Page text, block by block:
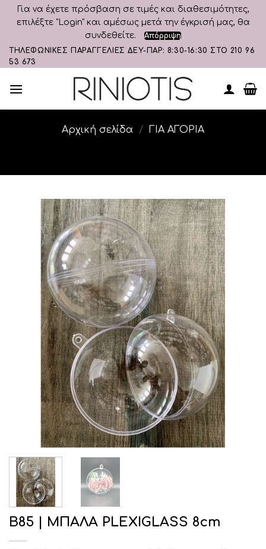
Για να έχετε πρόσβαση σε τιμές και διαθεσιμότητες,
επιλέξτε "Login" και αμέσως μετά την έγκρισή μας, θα
συνδεθείτε.
Απόρριψη
Skip
to
ΤΗΛΕΦΩΝΙΚΕΣ ΠΑΡΑΓΓΕΛΙΕΣ ΔΕΥ-ΠΑΡ: 8:30-16:30 ΣΤΟ 210 96
53 673
Αρχική σελίδα / ΓΙΑ ΑΓΟΡΙΑ
Β85 | ΜΠΑΛΑ PLEXIGLASS 8cm